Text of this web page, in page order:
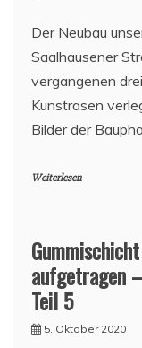
Der Neubau
Saalhausener
vergangenen
Kunstrasen
Bilder der
Weiterlesen
aufgetragen
Teil 5
5. Oktober 2020